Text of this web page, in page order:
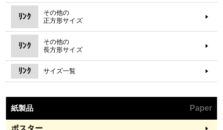
ﾘﾝｸ
その他の
正方形サイズ
ﾘﾝｸ
その他の
長方形サイズ
ﾘﾝｸ サイズ一覧
紙製品 Paper